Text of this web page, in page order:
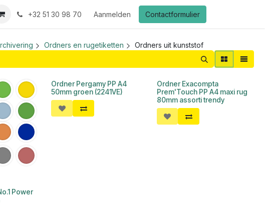
+32 51 30 98 70 Aanmelden Contactformulier
Ordners en rugetiketten Ordners uit kunststof
Power
Ordner Pergamy PP A4
50mm groen (2241VE)
Ordner Exacompta
Prem'Touch PP A4 maxi rug
80mm assorti trendy